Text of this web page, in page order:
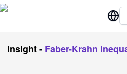
Insight- Faber-Krahn